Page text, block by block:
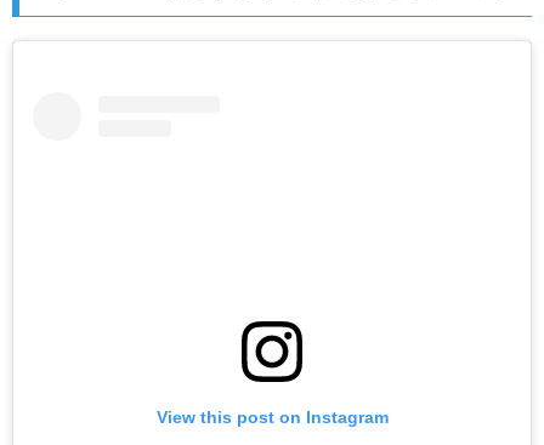
View this post on Instagram